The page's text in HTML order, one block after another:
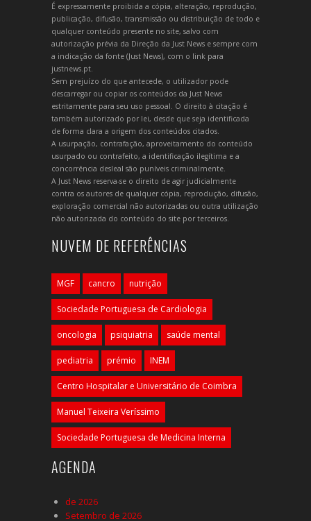
É expressamente proibida a cópia, alteração, reprodução,
publicação, difusão, transmissão ou distribuição de todo e
qualquer conteúdo presente no site, salvo com
autorização prévia da Direção da Just News e sempre com
a indicação da fonte (Just News), com o link para
justnews.pt.
Sem prejuízo do que antecede, o utilizador pode
descarregar ou copiar os conteúdos da Just News
estritamente para seu uso pessoal. O direito à citação é
também autorizado por lei, desde que seja identificada
de forma clara a origem dos conteúdos citados.
A usurpação, contrafação, aproveitamento do conteúdo
usurpado ou contrafeito, a identificação ilegítima e a
concorrência desleal são puníveis criminalmente.
A Just News reserva-se o direito de agir judicialmente
contra os autores de qualquer cópia, reprodução, difusão,
exploração comercial não autorizadas ou outra utilização
não autorizada do conteúdo do site por terceiros.
NUVEM DE REFERÊNCIAS
MGF cancro nutrição
Sociedade Portuguesa de Cardiologia
oncologia psiquiatria saúde mental
pediatria prémio INEM
Centro Hospitalar e Universitário de Coimbra
Manuel Teixeira Veríssimo
Sociedade Portuguesa de Medicina Interna
AGENDA
de 2026
Setembro de 2026